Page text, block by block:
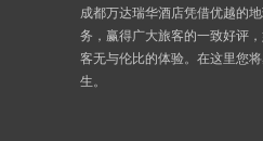
成都万达瑞华酒店凭借优越的
务，赢得广大旅客的一致好评
客无与伦比的体验。在这里您
生。